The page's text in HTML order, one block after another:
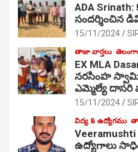
ADA Srinath:
సంద‌ర్శించిన
15/11/2024
తాజా వార్తలు
EX MLA
నరసింహ
ఎమ్మెల్యే దాసరి
15/11/2024
విద్య & ఉద్యోగము
Veeramushti
ఉద్యోగాలు